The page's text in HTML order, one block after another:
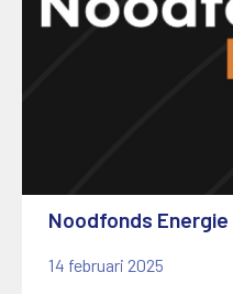
Noodfonds
14 februari 2025